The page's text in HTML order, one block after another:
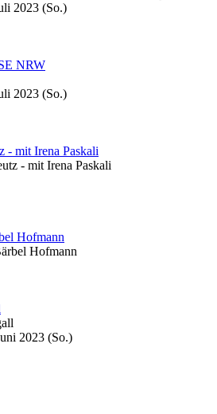
2023 (So.)
NRW
2023 (So.)
- mit Irena Paskali
Hofmann
2023 (So.)